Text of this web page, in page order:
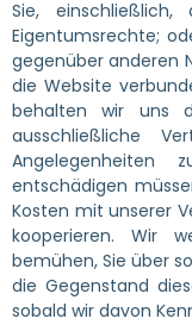
Sie,
Eigentumsrechte;
gegenüber anderen
die Website
behalten wir uns
ausschließliche
entschädigen
Kosten mit unserer
kooperieren. Wir
bemühen, Sie über
die Gegenstand
sobald wir davon